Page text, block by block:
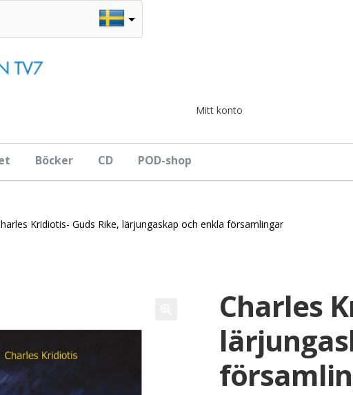
Mitt konto
Böcker CD POD-shop
Kridiotis- Guds Rike, lärjungaskap och enkla församlingar
Charles